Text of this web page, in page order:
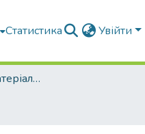
Статистика Увійти
Конференції та матеріали конференцій